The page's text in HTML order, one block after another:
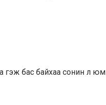
гэж бас байхаа сонин л юм